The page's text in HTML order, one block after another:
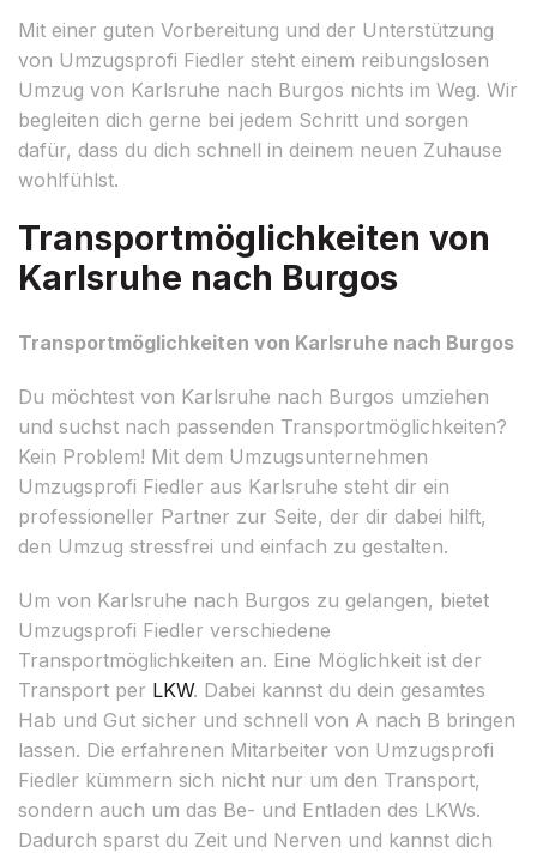
Mit einer guten Vorbereitung und der Unterstützung
von Umzugsprofi Fiedler steht einem reibungslosen
Umzug von Karlsruhe nach Burgos nichts im Weg. Wir
begleiten dich gerne bei jedem Schritt und sorgen
dafür, dass du dich schnell in deinem neuen Zuhause
wohlfühlst.
Transportmöglichkeiten von
Karlsruhe nach Burgos
Transportmöglichkeiten von Karlsruhe nach Burgos
Du möchtest von Karlsruhe nach Burgos umziehen
und suchst nach passenden Transportmöglichkeiten?
Kein Problem! Mit dem Umzugsunternehmen
Umzugsprofi Fiedler aus Karlsruhe steht dir ein
professioneller Partner zur Seite, der dir dabei hilft,
den Umzug stressfrei und einfach zu gestalten.
Um von Karlsruhe nach Burgos zu gelangen, bietet
Umzugsprofi Fiedler verschiedene
Transportmöglichkeiten an. Eine Möglichkeit ist der
Transport per LKW. Dabei kannst du dein gesamtes
Hab und Gut sicher und schnell von A nach B bringen
lassen. Die erfahrenen Mitarbeiter von Umzugsprofi
Fiedler kümmern sich nicht nur um den Transport,
sondern auch um das Be- und Entladen des LKWs.
Dadurch sparst du Zeit und Nerven und kannst dich